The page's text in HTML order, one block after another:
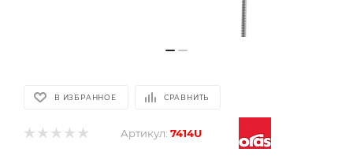
В ИЗБРАННОЕ СРАВНИТЬ
Артикул: 7414U